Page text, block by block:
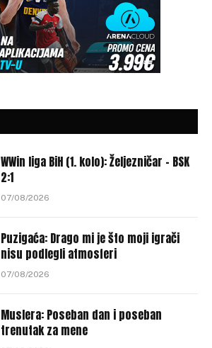
WWin liga BiH (1. kolo): Željezničar – BSK
2:1
07/08/2026
Puzigaća: Drago mi je što moji igrači
nisu podlegli atmosferi
07/08/2026
Muslera: Poseban dan i poseban
trenutak za mene